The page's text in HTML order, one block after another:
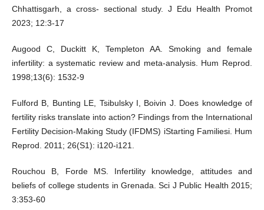
Chhattisgarh, a cross- sectional study. J Edu Health Promot
2023; 12:3-17
Augood C, Duckitt K, Templeton AA. Smoking and female
infertility: a systematic review and meta-analysis. Hum Reprod.
1998;13(6): 1532-9
Fulford B, Bunting LE, Tsibulsky I, Boivin J. Does knowledge of
fertility risks translate into action? Findings from the International
Fertility Decision-Making Study (IFDMS) iStarting Familiesi. Hum
Reprod. 2011; 26(S1): i120-i121.
Rouchou B, Forde MS. Infertility knowledge, attitudes and
beliefs of college students in Grenada. Sci J Public Health 2015;
3:353‐60